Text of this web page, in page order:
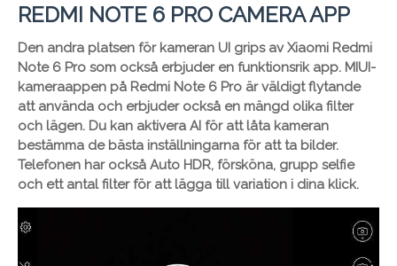
REDMI NOTE 6 PRO CAMERA APP
Den andra platsen för kameran UI grips av Xiaomi Redmi
Note 6 Pro som också erbjuder en funktionsrik app. MIUI-
kameraappen på Redmi Note 6 Pro är väldigt flytande
att använda och erbjuder också en mängd olika filter
och lägen. Du kan aktivera AI för att låta kameran
bestämma de bästa inställningarna för att ta bilder.
Telefonen har också Auto HDR, försköna, grupp selfie
och ett antal filter för att lägga till variation i dina klick.